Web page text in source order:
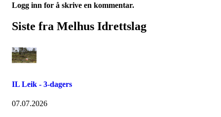
Logg inn for å skrive en kommentar.
Siste fra Melhus Idrettslag
IL Leik - 3-dagers
07.07.2026